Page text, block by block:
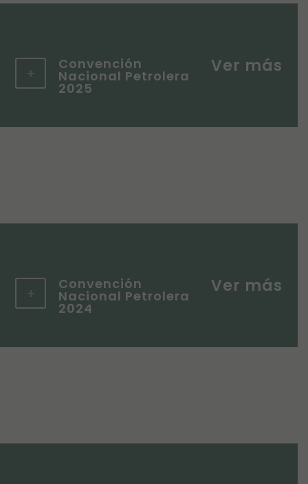
Convención
Nacional Petrolera
2025
Convención
Nacional Petrolera
2024